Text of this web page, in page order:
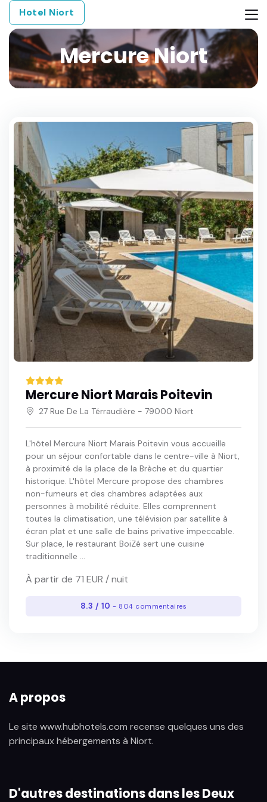
Hotel Niort
Mercure Niort
Mercure Niort Marais Poitevin
27 Rue De La Térraudière - 79000 Niort
L'hôtel Mercure Niort Marais Poitevin vous accueille
pour un séjour confortable dans le centre-ville à Niort,
à proximité de la place de la Brèche et du quartier
historique. L'hôtel Mercure propose des chambres
non-fumeurs et des chambres adaptées aux
personnes à mobilité réduite. Elles comprennent
toutes la climatisation, une télévision par satellite à
écran plat et une salle de bains privative impeccable.
Sur place, le restaurant BoiZé sert une cuisine
traditionnelle ...
À partir de 71 EUR / nuit
8.3 / 10- 804 commentaires
A propos
Le site www.hubhotels.com recense quelques uns des
principaux hébergements à Niort.
D'autres destinations dans les Deux